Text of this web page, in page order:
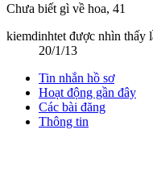
Chưa biết gì về hoa, 41
kiemdinhtet được nhìn thấy
20/1/13
Tin nhắn hồ sơ
Hoạt động gần đây
Các bài đăng
Thông tin